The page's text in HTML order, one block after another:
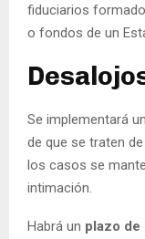
fiduciarios
o fondos de un
Se implementará un
de que se traten de
los casos se
intimación.
Habrá un plazo de